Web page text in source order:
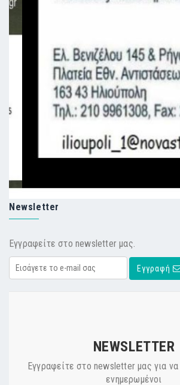
Newsletter
Εγγραφείτε στο newsletter μας.
Εγγραφή
NEWSLETTER
Εγγραφείτε στο newsletter μας για
ενημερωμένοι